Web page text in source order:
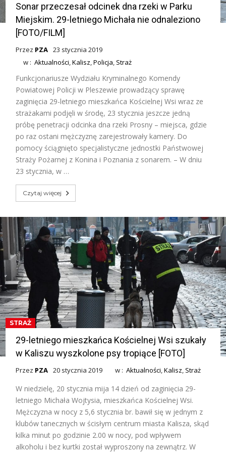
Sonar przeczesał odcinek dna rzeki w Parku
Miejskim. 29-letniego Michała nie odnaleziono
[FOTO/FILM]
Przez PZA 23 stycznia 2019
w :Aktualności,Kalisz,Policja, Straż
Funkcjonariusze Wydziału Kryminalnego Komendy
Powiatowej Policji w Pleszewie prowadzący sprawę
zaginięcia 29-letniego mieszkańca Kościelnej Wsi wraz ze
strażakami podjęli w środę, 23 stycznia jeszcze jedną
próbę penetracji odcinka dna rzeki Prosny – miejsca, gdzie
po raz ostani mężczyznę zarejestrowały kamery. Do
pomocy ściągnięto specjalistyczne jednostki Państwowej
Straży Pożarnej z Konina i Poznania z sonarem. – W dniu
23 stycznia, w …
Czytaj więcej
STRAŻ
29-letniego mieszkańca Kościelnej Wsi szukały
w Kaliszu wyszkolone psy tropiące [FOTO]
Przez PZA 20 stycznia 2019 w :Aktualności,Kalisz, Straż
W niedzielę, 20 stycznia mija 14 dzień od zaginięcia 29-
letniego Michała Wojtysia, mieszkańca Kościelnej Wsi.
Mężczyzna w nocy z 5,6 stycznia br. bawił się w jednym z
klubów tanecznych w ścisłym centrum miasta Kalisza, skąd
kilka minut po godzinie 2.00 w nocy, pod wpływem
alkoholu i bez kurtki został wyproszony na zewnątrz. W